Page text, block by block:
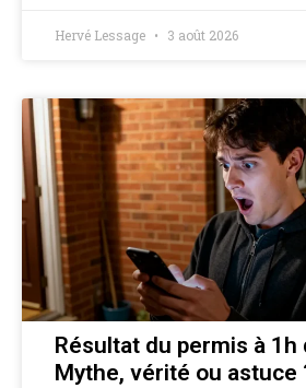
Hervé Lessage 3 août 2026
Résultat du permis à 1h
Mythe, vérité ou astuce